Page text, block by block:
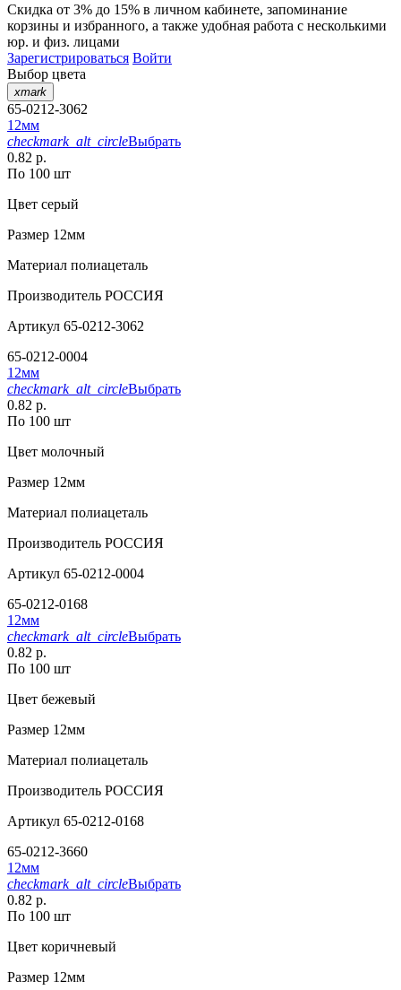
Скидка от 3% до 15% в личном кабинете, запоминание
корзины и избранного, а также удобная работа с несколькими
юр. и физ. лицами
Зарегистрироваться Войти
Выбор цвета
xmark
65-0212-3062
12мм
checkmark_alt_circleВыбрать
0.82 р.
По 100 шт
Цвет серый
Размер 12мм
Материал полиацеталь
Производитель РОССИЯ
Артикул 65-0212-3062
65-0212-0004
12мм
checkmark_alt_circleВыбрать
0.82 р.
По 100 шт
Цвет молочный
Размер 12мм
Материал полиацеталь
Производитель РОССИЯ
Артикул 65-0212-0004
65-0212-0168
12мм
checkmark_alt_circleВыбрать
0.82 р.
По 100 шт
Цвет бежевый
Размер 12мм
Материал полиацеталь
Производитель РОССИЯ
Артикул 65-0212-0168
65-0212-3660
12мм
checkmark_alt_circleВыбрать
0.82 р.
По 100 шт
Цвет коричневый
Размер 12мм